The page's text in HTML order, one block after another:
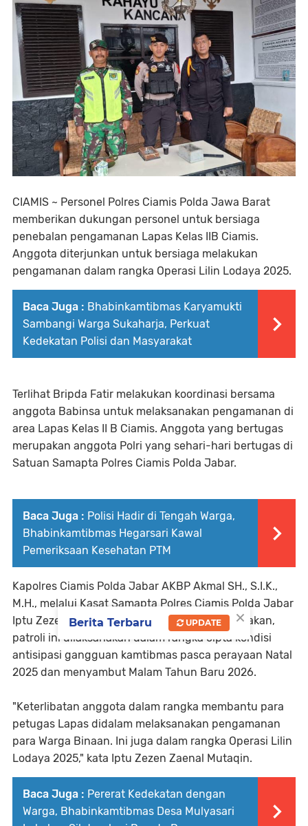
CIAMIS ~ Personel Polres Ciamis Polda Jawa Barat
memberikan dukungan personel untuk bersiaga
penebalan pengamanan Lapas Kelas IIB Ciamis.
Anggota diterjunkan untuk bersiaga melakukan
pengamanan dalam rangka Operasi Lilin Lodaya 2025.
Baca Juga : Bhabinkamtibmas Karyamukti
Sambangi Warga Sukaharja, Perkuat
Kedekatan Polisi dan Masyarakat
Terlihat Bripda Fatir melakukan koordinasi bersama
anggota Babinsa untuk melaksanakan pengamanan di
area Lapas Kelas II B Ciamis. Anggota yang bertugas
merupakan anggota Polri yang sehari-hari bertugas di
Satuan Samapta Polres Ciamis Polda Jabar.
Baca Juga : Polisi Hadir di Tengah Warga,
Bhabinkamtibmas Hegarsari Kawal
Pemeriksaan Kesehatan PTM
Kapolres Ciamis Polda Jabar AKBP Akmal SH., S.I.K.,
M.H., melalui Kasat Samapta Polres Ciamis Polda Jabar
Iptu Zezen Zaenal Mutaqin, SH., M.M., mengatakan,
patroli ini dilaksanakan dalam rangka cipta kondisi
antisipasi gangguan kamtibmas pasca perayaan Natal
2025 dan menyambut Malam Tahun Baru 2026.
"Keterlibatan anggota dalam rangka membantu para
petugas Lapas didalam melaksanakan pengamanan
para Warga Binaan. Ini juga dalam rangka Operasi Lilin
Lodaya 2025," kata Iptu Zezen Zaenal Mutaqin.
Baca Juga : Pererat Kedekatan dengan
Warga, Bhabinkamtibmas Desa Mulyasari
×
Berita Terbaru UPDATE